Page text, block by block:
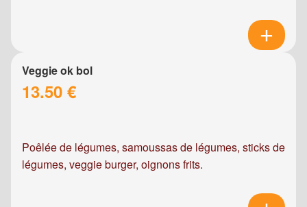
Veggie ok bol
13.50 €
Poêlée de légumes, samoussas de légumes, sticks de
légumes, veggie burger, oignons frits.